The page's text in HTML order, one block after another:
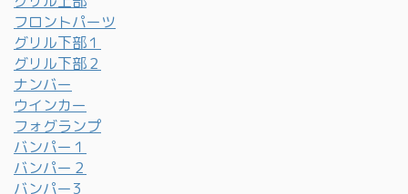
フロントパーツ
グリル下部１
グリル下部２
ナンバー
ウインカー
フォグランプ
バンパー１
バンパー２
バンパー3